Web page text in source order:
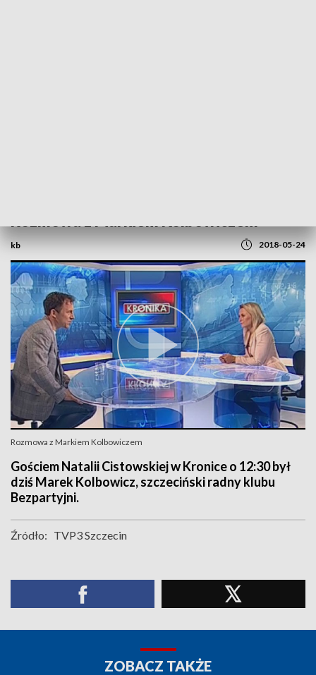
kb 2018-05-24
Rozmowa z Markiem Kolbowiczem
Gościem Natalii Cistowskiej w Kronice o 12:30 był
dziś Marek Kolbowicz, szczeciński radny klubu
Bezpartyjni.
Źródło: TVP3 Szczecin
ZOBACZ TAKŻE